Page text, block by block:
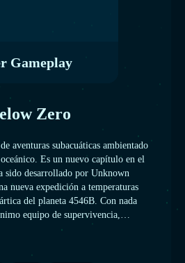
Gameplay
Zero
aventuras subacuáticas ambientado
Es un nuevo capítulo en el
sido desarrollado por Unknown
nueva expedición a temperaturas
del planeta 4546B. Con nada
equipo de supervivencia,
para averiguar lo que le ha